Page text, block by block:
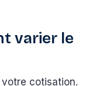
varier le
cotisation.